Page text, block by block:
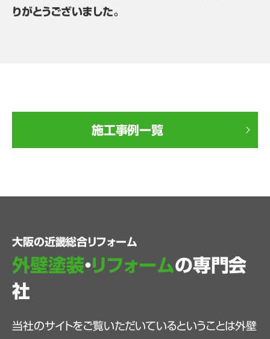
りがとうございました。
施工事例一覧
大阪の近畿総合リフォーム
外壁塗装・リフォームの専門会
社
当社のサイトをご覧いただいているということは外壁